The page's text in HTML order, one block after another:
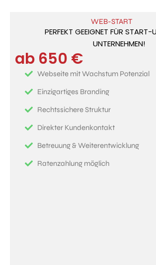
WEB-START
PERFEKT GEEIGNET FÜR START-
UNTERNEHMEN!
ab 650 €
Webseite mit Wachstum Potenzial
Einzigartiges Branding
Rechtssichere Struktur
Direkter Kundenkontakt
Betreuung & Weiterentwicklung
Ratenzahlung möglich